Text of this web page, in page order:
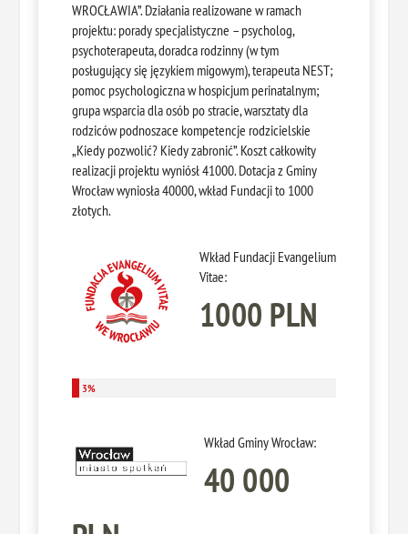
WROCŁAWIA”. Działania realizowane w ramach
projektu: porady specjalistyczne – psycholog,
psychoterapeuta, doradca rodzinny (w tym
posługujący się językiem migowym), terapeuta NEST;
pomoc psychologiczna w hospicjum perinatalnym;
grupa wsparcia dla osób po stracie, warsztaty dla
rodziców podnoszace kompetencje rodzicielskie
„Kiedy pozwolić? Kiedy zabronić”. Koszt całkowity
realizacji projektu wyniósł 41000. Dotacja z Gminy
Wrocław wyniosła 40000, wkład Fundacji to 1000
złotych.
Wkład Fundacji Evangelium
Vitae:
1000 PLN
3%
3%
Wkład Gminy Wrocław:
40 000